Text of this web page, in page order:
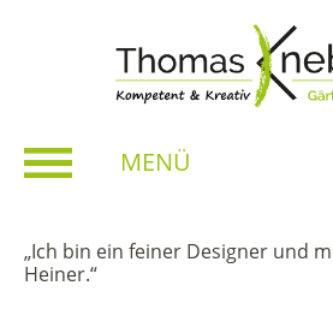
MENÜ
„Ich bin ein feiner Designer und
Heiner.“